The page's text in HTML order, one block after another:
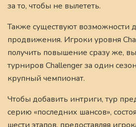
за то, чтобы не вылететь.
Также существуют возможности
продвижения. Игроки уровня
получить повышение сразу же,
турниров Challenger за один
крупный чемпионат.
Чтобы добавить интриги, тур
серию «последних шансов»,